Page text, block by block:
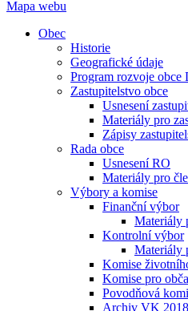
Mapa webu
Obec
Historie
Geografické údaje
Program rozvoje obce
Zastupitelstvo obce
Usnesení
Materiály pro
Zápisy
Rada obce
Usnesení RO
Materiály pro
Výbory a komise
Finanční výbor
Materiály
Kontrolní výbor
Materiály
Komise
Komise pro
Povodňová
Archiv VK